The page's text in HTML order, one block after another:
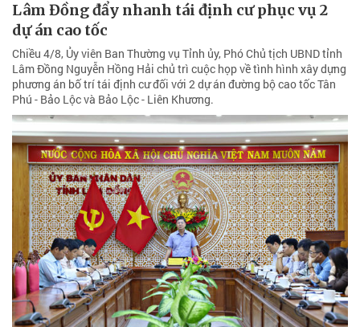
Lâm Đồng đẩy nhanh tái định cư phục vụ 2
dự án cao tốc
Chiều 4/8, Ủy viên Ban Thường vụ Tỉnh ủy, Phó Chủ tịch UBND tỉnh
Lâm Đồng Nguyễn Hồng Hải chủ trì cuộc họp về tình hình xây dựng
phương án bố trí tái định cư đối với 2 dự án đường bộ cao tốc Tân
Phú - Bảo Lộc và Bảo Lộc - Liên Khương.